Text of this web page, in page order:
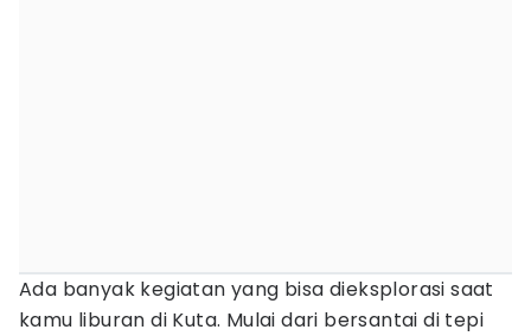
Ada banyak kegiatan yang bisa dieksplorasi saat
kamu liburan di Kuta. Mulai dari bersantai di tepi